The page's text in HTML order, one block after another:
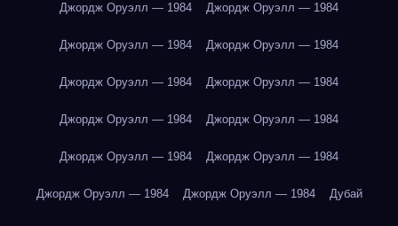
Джордж Оруэлл — 1984 Джордж Оруэлл — 1984
Джордж Оруэлл — 1984 Джордж Оруэлл — 1984
Джордж Оруэлл — 1984 Джордж Оруэлл — 1984
Джордж Оруэлл — 1984 Джордж Оруэлл — 1984
Джордж Оруэлл — 1984 Джордж Оруэлл — 1984
Джордж Оруэлл — 1984 Джордж Оруэлл — 1984 Дубай